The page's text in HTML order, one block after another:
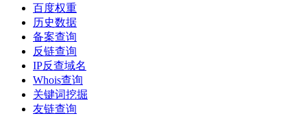
百度权重
历史数据
备案查询
反链查询
IP反查域名
Whois查询
关键词挖掘
友链查询